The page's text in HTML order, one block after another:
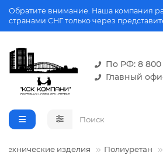
Обратите внимание. Наша компания
странами СНГ только через
По РФ: 8 800
Главный
изделия Полиуретан